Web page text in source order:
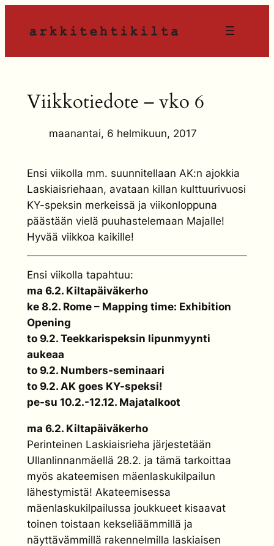
sisältöön
Viikkotiedote – vko 6
maanantai, 6 helmikuun, 2017
Ensi viikolla mm. suunnitellaan AK:n ajokkia
Laskiaisriehaan, avataan killan kulttuurivuosi
KY-speksin merkeissä ja viikonloppuna
päästään vielä puuhastelemaan Majalle!
Hyvää viikkoa kaikille!
Ensi viikolla tapahtuu:
ma 6.2. Kiltapäiväkerho
ke 8.2. Rome – Mapping time: Exhibition
Opening
to 9.2. Teekkarispeksin lipunmyynti
aukeaa
to 9.2. Numbers-seminaari
to 9.2. AK goes KY-speksi!
pe-su 10.2.-12.12. Majatalkoot
ma 6.2. Kiltapäiväkerho
Perinteinen Laskiaisrieha järjestetään
Ullanlinnanmäellä 28.2. ja tämä tarkoittaa
myös akateemisen mäenlaskukilpailun
lähestymistä! Akateemisessa
mäenlaskukilpailussa joukkueet kisaavat
toinen toistaan kekseliäämmillä ja
näyttävämmillä rakennelmilla laskiaisen